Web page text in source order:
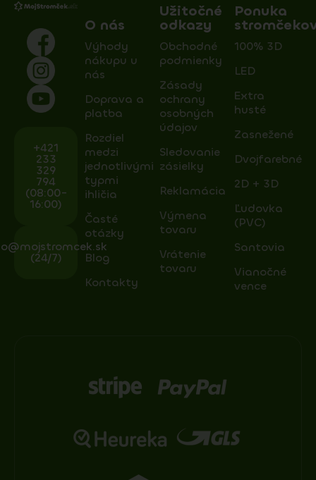
+421
233
329
794
(08:00-
16:00)
(24/7)
O nás
Výhody
nákupu u
nás
Doprava a
platba
Rozdiel
medzi
jednotlivými
typmi
ihličia
Časté
otázky
Blog
Kontakty
Užitočné
odkazy
Obchodné
podmienky
Zásady
ochrany
osobných
údajov
Sledovanie
zásielky
Reklamácia
Výmena
tovaru
Vrátenie
tovaru
Ponuka
100% 3D
LED
Extra
husté
Zasnežené
Dvojfarebné
2D + 3D
Ľudovka
(PVC)
Santovia
Vianočné
vence